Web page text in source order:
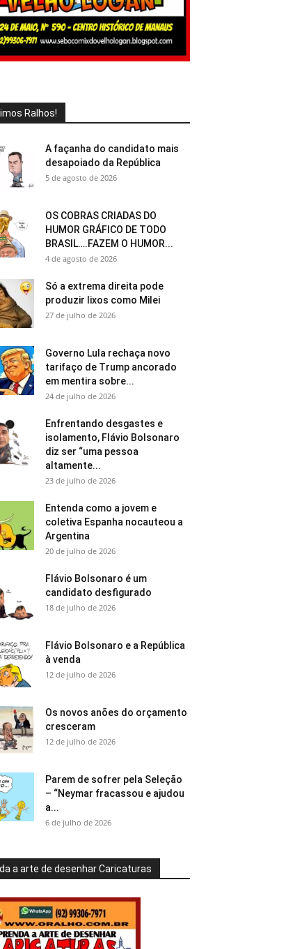
Ralhos!
A façanha do candidato mais
desapoiado da República
5 de agosto de 2026
OS COBRAS CRIADAS DO
HUMOR GRÁFICO DE TODO
BRASIL….FAZEM O HUMOR...
4 de agosto de 2026
Só a extrema direita pode
produzir lixos como Milei
27 de julho de 2026
Governo Lula rechaça novo
tarifaço de Trump ancorado
em mentira sobre...
24 de julho de 2026
Enfrentando desgastes e
isolamento, Flávio Bolsonaro
diz ser “uma pessoa
altamente...
23 de julho de 2026
Entenda como a jovem e
coletiva Espanha nocauteou a
Argentina
20 de julho de 2026
Flávio Bolsonaro é um
candidato desfigurado
18 de julho de 2026
Flávio Bolsonaro e a República
à venda
12 de julho de 2026
Os novos anões do orçamento
cresceram
12 de julho de 2026
Parem de sofrer pela Seleção
– “Neymar fracassou e ajudou
a...
6 de julho de 2026
a arte de desenhar Caricaturas